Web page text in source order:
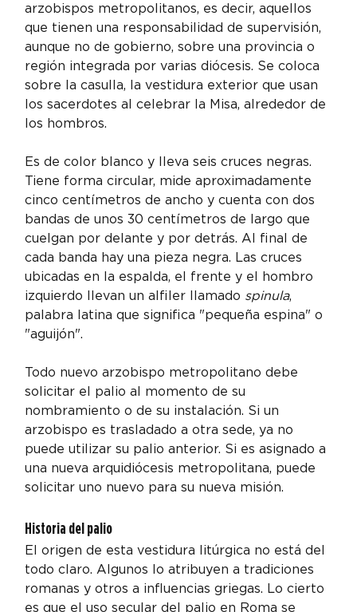
arzobispos metropolitanos, es decir, aquellos
que tienen una responsabilidad de supervisión,
aunque no de gobierno, sobre una provincia o
región integrada por varias diócesis. Se coloca
sobre la casulla, la vestidura exterior que usan
los sacerdotes al celebrar la Misa, alrededor de
los hombros.
Es de color blanco y lleva seis cruces negras.
Tiene forma circular, mide aproximadamente
cinco centímetros de ancho y cuenta con dos
bandas de unos 30 centímetros de largo que
cuelgan por delante y por detrás. Al final de
cada banda hay una pieza negra. Las cruces
ubicadas en la espalda, el frente y el hombro
izquierdo llevan un alfiler llamado spinula,
palabra latina que significa "pequeña espina" o
"aguijón".
Todo nuevo arzobispo metropolitano debe
solicitar el palio al momento de su
nombramiento o de su instalación. Si un
arzobispo es trasladado a otra sede, ya no
puede utilizar su palio anterior. Si es asignado a
una nueva arquidiócesis metropolitana, puede
solicitar uno nuevo para su nueva misión.
Historia del palio
El origen de esta vestidura litúrgica no está del
todo claro. Algunos lo atribuyen a tradiciones
romanas y otros a influencias griegas. Lo cierto
es que el uso secular del palio en Roma se